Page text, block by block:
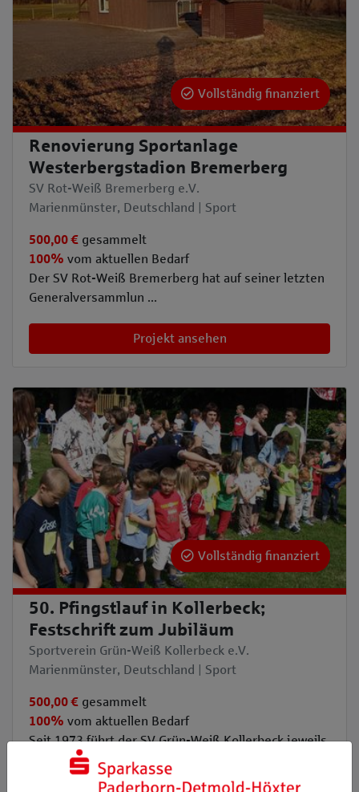
Vollständig finanziert
Renovierung Sportanlage
Westerbergstadion Bremerberg
SV Rot-Weiß Bremerberg e.V.
Marienmünster, Deutschland | Sport
500,00 € gesammelt
100% vom aktuellen Bedarf
Der SV Rot-Weiß Bremerberg hat auf seiner letzten
Generalversammlun ...
Projekt ansehen
Vollständig finanziert
50. Pfingstlauf in Kollerbeck;
Festschrift zum Jubiläum
Sportverein Grün-Weiß Kollerbeck e.V.
Marienmünster, Deutschland | Sport
500,00 € gesammelt
100% vom aktuellen Bedarf
Seit 1973 führt der SV Grün-Weiß Kollerbeck jeweils
am Pfingstsonnt ...